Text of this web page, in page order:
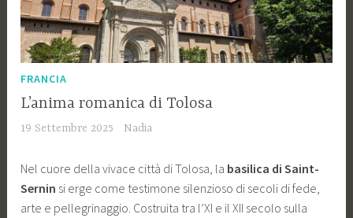
FRANCIA
L’anima romanica di Tolosa
19 Settembre 2025 Nadia
Nel cuore della vivace città di Tolosa, la basilica di Saint-
Sernin si erge come testimone silenzioso di secoli di fede,
arte e pellegrinaggio. Costruita tra l’XI e il XII secolo sulla